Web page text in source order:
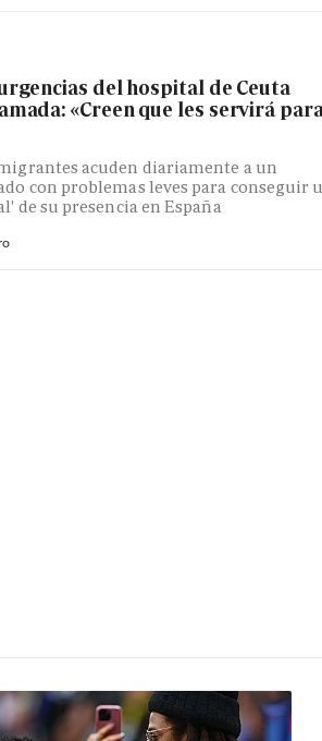
del hospital de Ceuta
«Creen que les servirá
acuden diariamente a un
con problemas leves para conseguir
de su presencia en España